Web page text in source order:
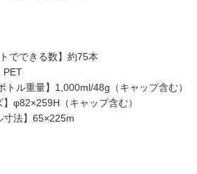
トでできる数】約75本
PET
トル重量】1,000ml/48g（キャップ含む）
】φ82×259H（キャップ含む）
寸法】65×225m